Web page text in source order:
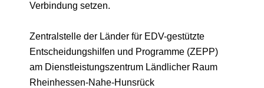
Verbindung setzen.
Zentralstelle der Länder für EDV-gestützte
Entscheidungshilfen und Programme (ZEPP)
am Dienstleistungszentrum Ländlicher Raum
Rheinhessen-Nahe-Hunsrück